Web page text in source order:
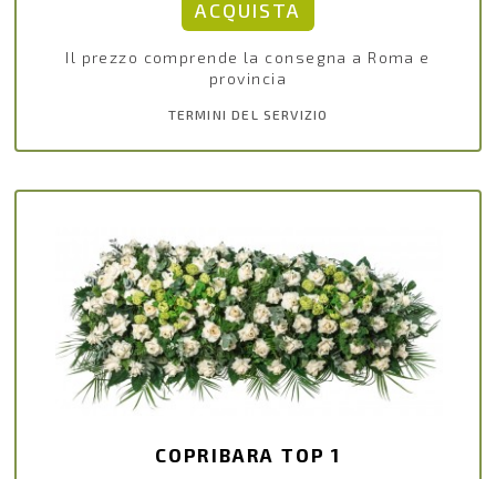
Il prezzo comprende la consegna a Roma e
provincia
TERMINI DEL SERVIZIO
COPRIBARA TOP 1